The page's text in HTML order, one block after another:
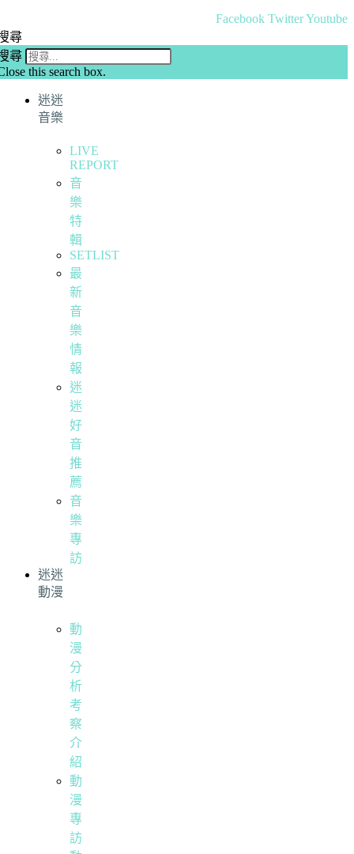
Facebook TwitterYoutube
尋
尋
this search box.
迷迷
音樂
LIVE
REPORT
音
樂
特
輯
SETLIST
最
新
音
樂
情
報
迷
迷
好
音
推
薦
音
樂
專
訪
迷迷
動漫
動
漫
分
析
考
察
介
紹
動
漫
專
訪